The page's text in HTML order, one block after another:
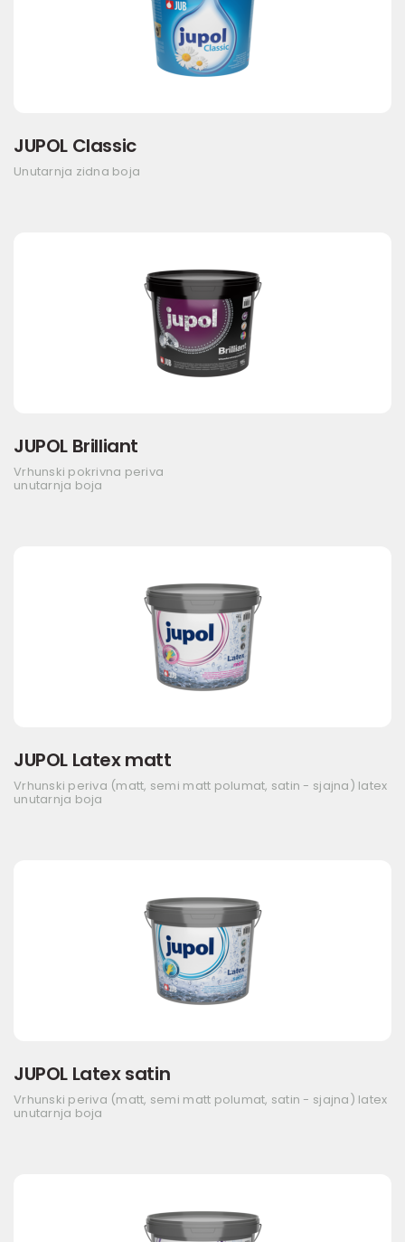
JUPOL Classic
Unutarnja zidna boja
JUPOL Brilliant
Vrhunski pokrivna periva
unutarnja boja
JUPOL Latex matt
Vrhunski periva (matt, semi matt polumat, satin - sjajna) latex
unutarnja boja
JUPOL Latex satin
Vrhunski periva (matt, semi matt polumat, satin - sjajna) latex
unutarnja boja